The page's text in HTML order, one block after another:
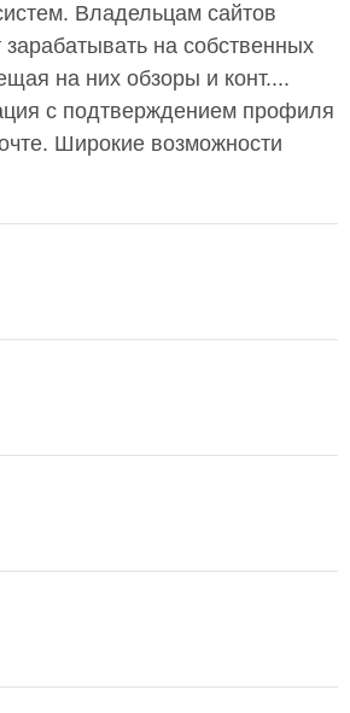
Владельцам сайтов
зарабатывать на собственных
на них обзоры и конт....
с подтверждением профиля
Широкие возможности